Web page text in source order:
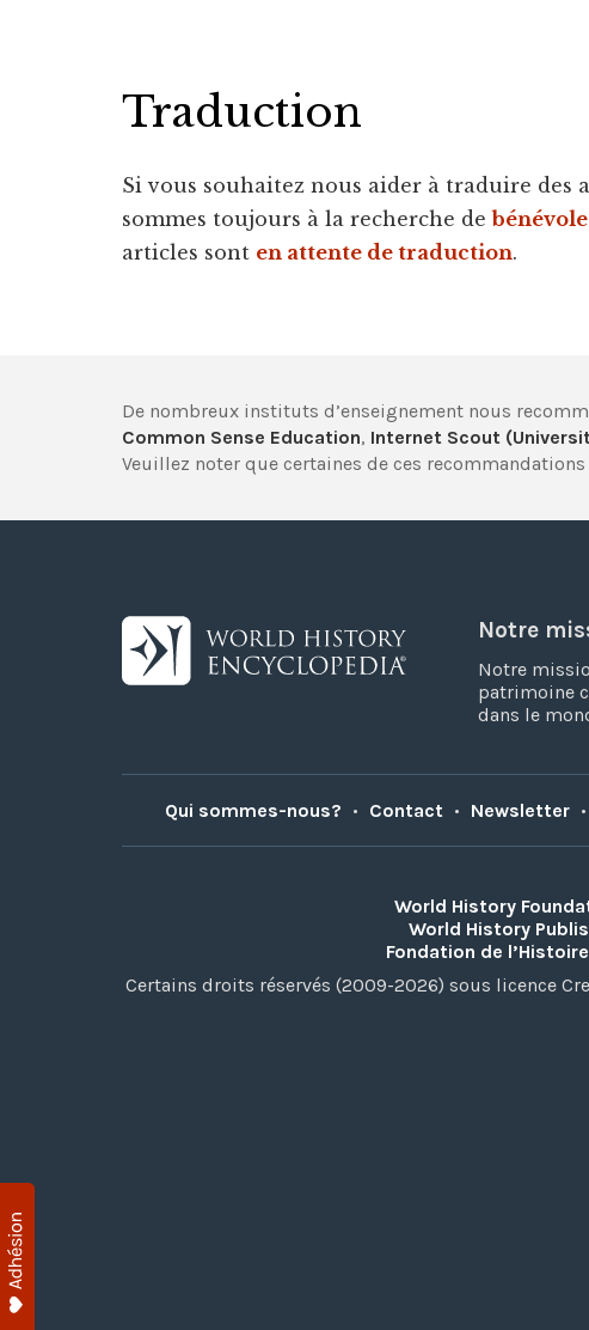
Traduction
Si vous souhaitez nous aider à traduire des
sommes toujours à la recherche de
articles sont en attente de traduction.
De nombreux instituts d’enseignement nous
Common Sense Education, Internet Scout
Veuillez noter que certaines de ces
Notre
Notre
patrimoine
dans le
Qui sommes-nous? • Contact • Newsletter •
World History
World History
Fondation de
Certains droits réservés (2009-2026) sous licence